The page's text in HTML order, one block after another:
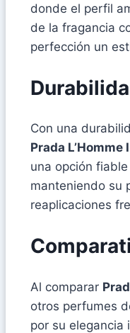
donde el perfil
de la fragancia
perfección un
Con una
Prada L’Homme
una opción
manteniendo su
reaplicaciones
Al comparar
otros perfumes
por su elegancia